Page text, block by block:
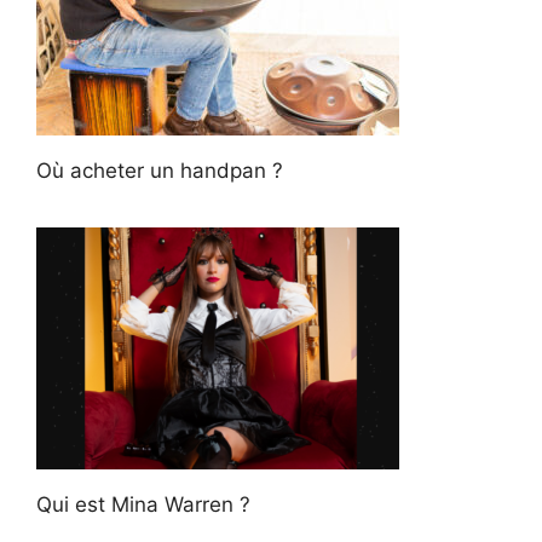
Où acheter un handpan ?
Qui est Mina Warren ?